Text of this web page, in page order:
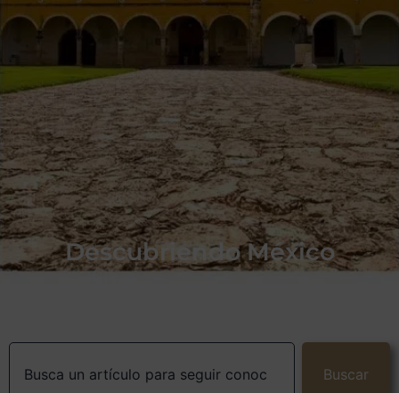
Descubriendo México
Buscar